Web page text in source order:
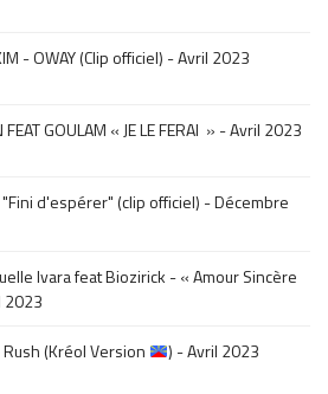
- OWAY (Clip officiel) - Avril 2023
FEAT GOULAM « JE LE FERAI » - Avril 2023
d'espérer" (clip officiel) - Décembre
Ivara feat Biozirick - « Amour Sincère
2023
(Kréol Version
) - Avril 2023